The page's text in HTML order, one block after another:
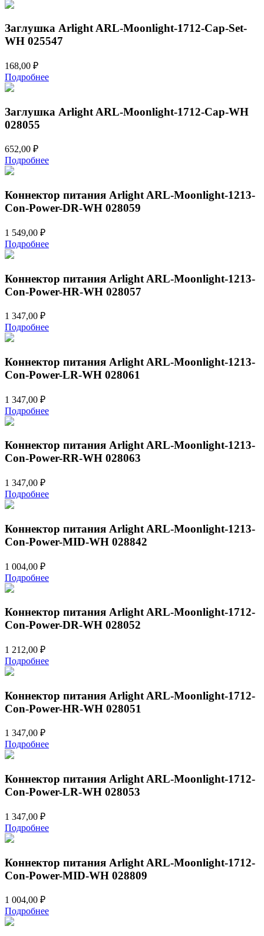
Заглушка Arlight ARL-Moonlight-1712-Cap-Set-
WH 025547
168,00 ₽
Подробнее
Заглушка Arlight ARL-Moonlight-1712-Cap-WH
028055
652,00 ₽
Подробнее
Коннектор питания Arlight ARL-Moonlight-1213-
Con-Power-DR-WH 028059
1 549,00 ₽
Подробнее
Коннектор питания Arlight ARL-Moonlight-1213-
Con-Power-HR-WH 028057
1 347,00 ₽
Подробнее
Коннектор питания Arlight ARL-Moonlight-1213-
Con-Power-LR-WH 028061
1 347,00 ₽
Подробнее
Коннектор питания Arlight ARL-Moonlight-1213-
Con-Power-RR-WH 028063
1 347,00 ₽
Подробнее
Коннектор питания Arlight ARL-Moonlight-1213-
Con-Power-MID-WH 028842
1 004,00 ₽
Подробнее
Коннектор питания Arlight ARL-Moonlight-1712-
Con-Power-DR-WH 028052
1 212,00 ₽
Подробнее
Коннектор питания Arlight ARL-Moonlight-1712-
Con-Power-HR-WH 028051
1 347,00 ₽
Подробнее
Коннектор питания Arlight ARL-Moonlight-1712-
Con-Power-LR-WH 028053
1 347,00 ₽
Подробнее
Коннектор питания Arlight ARL-Moonlight-1712-
Con-Power-MID-WH 028809
1 004,00 ₽
Подробнее